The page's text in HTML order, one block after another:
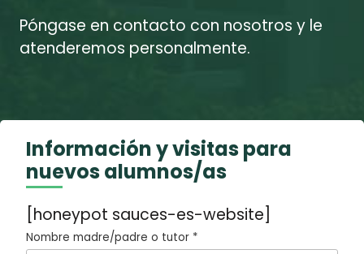
Póngase en contacto con nosotros y le
atenderemos personalmente.
Información y visitas para
nuevos alumnos/as
[honeypot sauces-es-website]
Nombre madre/padre o tutor *